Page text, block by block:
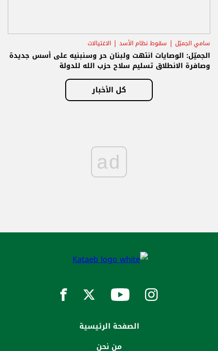
سامي الجميّل سقوط نظام الأسد الاغتيالات
الجميّل: الوصايات انتهت ولبنان حر وسنبنيه على أسس جديدة
وصافرة الانطلاق تسليم سلاح حزب الله للدولة
كل الأخبار
ad
الصفحة الرئيسية
من نحن